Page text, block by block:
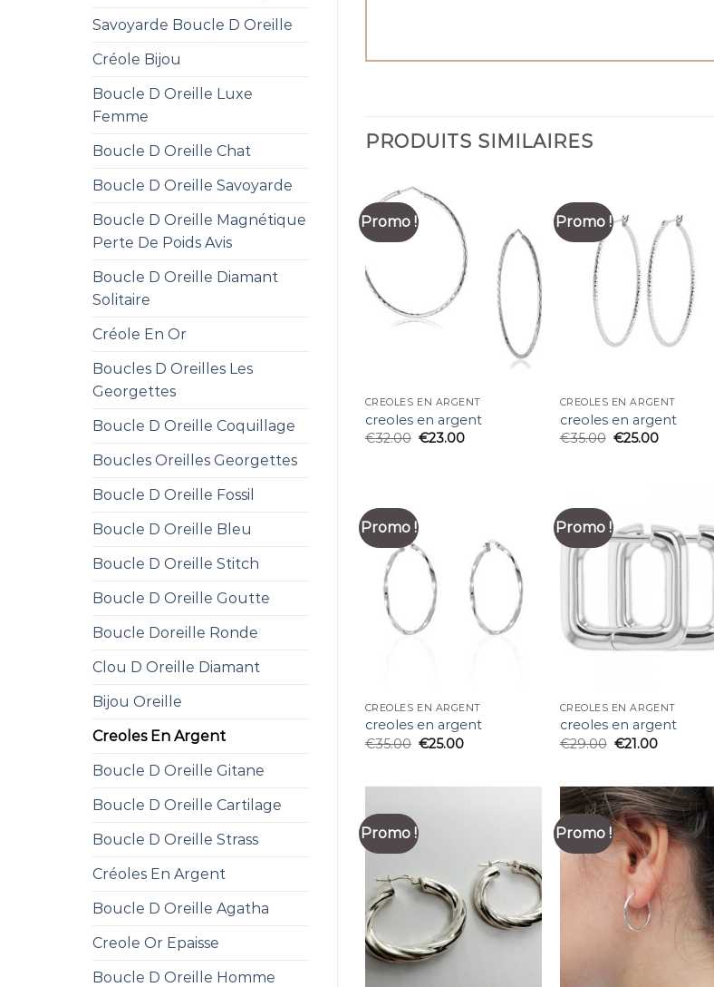
Savoyarde Boucle D Oreille
Créole Bijou
Boucle D Oreille Luxe
Femme
Boucle D Oreille Chat
Boucle D Oreille Savoyarde
Boucle D Oreille Magnétique
Perte De Poids Avis
Boucle D Oreille Diamant
Solitaire
Créole En Or
Boucles D Oreilles Les
Georgettes
Boucle D Oreille Coquillage
Boucles Oreilles Georgettes
Boucle D Oreille Fossil
Boucle D Oreille Bleu
Boucle D Oreille Stitch
Boucle D Oreille Goutte
Boucle Doreille Ronde
Clou D Oreille Diamant
Bijou Oreille
Creoles En Argent
Boucle D Oreille Gitane
Boucle D Oreille Cartilage
Boucle D Oreille Strass
Créoles En Argent
Boucle D Oreille Agatha
Creole Or Epaisse
Boucle D Oreille Homme
PRODUITS SIMILAIRES
Promo !
CREOLES EN ARGENT
creoles en argent
€32.00 €23.00
Promo !
CREOLES EN ARGENT
creoles en argent
€35.00 €25.00
Promo !
CREOLES EN ARGENT
creoles en argent
€35.00 €25.00
Promo !
CREOLES EN ARGENT
creoles en argent
€29.00 €21.00
Promo ! Promo !